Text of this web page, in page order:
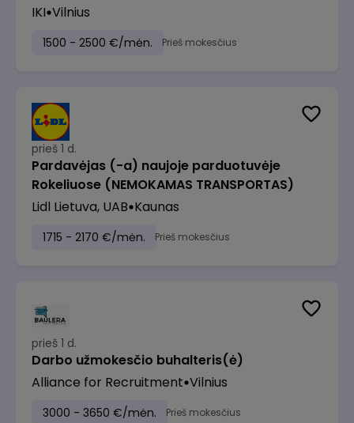
IKI Vilnius
1500 - 2500 €/mėn. Prieš mokesčius
prieš 1 d.
Pardavėjas (-a) naujoje parduotuvėje
Rokeliuose (NEMOKAMAS TRANSPORTAS)
Lidl Lietuva, UAB Kaunas
1715 - 2170 €/mėn. Prieš mokesčius
prieš 1 d.
Darbo užmokesčio buhalteris(ė)
Alliance for Recruitment Vilnius
3000 - 3650 €/mėn. Prieš mokesčius